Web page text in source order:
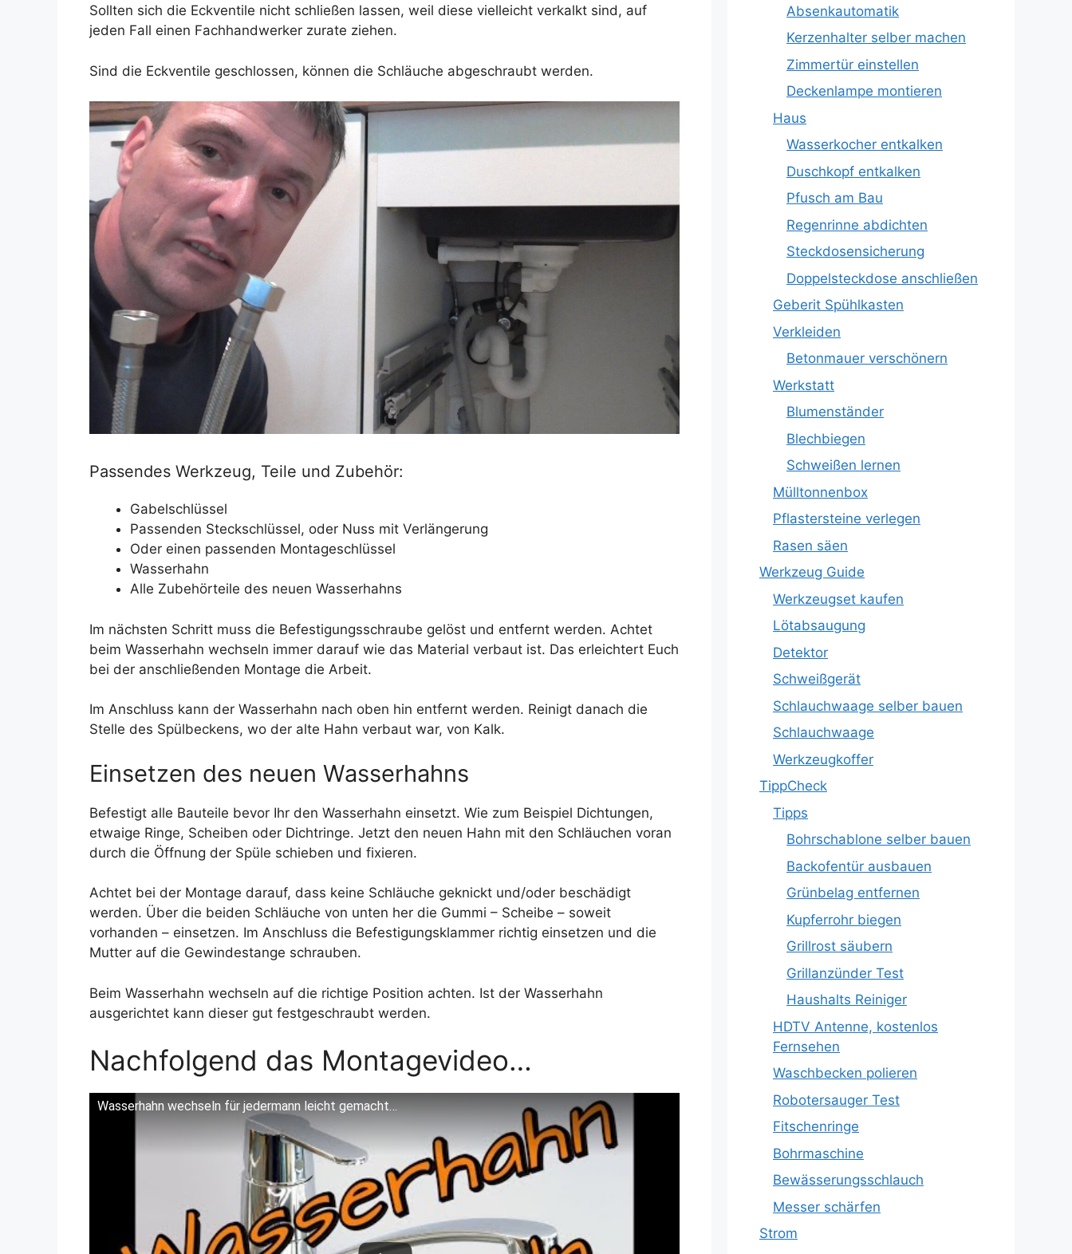
Sollten sich die Eckventile nicht schließen lassen, weil diese vielleicht verkalkt sind, auf
jeden Fall einen Fachhandwerker zurate ziehen.
Sind die Eckventile geschlossen, können die Schläuche abgeschraubt werden.
Passendes Werkzeug, Teile und Zubehör:
Gabelschlüssel
Passenden Steckschlüssel, oder Nuss mit Verlängerung
Oder einen passenden Montageschlüssel
Wasserhahn
Alle Zubehörteile des neuen Wasserhahns
Im nächsten Schritt muss die Befestigungsschraube gelöst und entfernt werden. Achtet
beim Wasserhahn wechseln immer darauf wie das Material verbaut ist. Das erleichtert Euch
bei der anschließenden Montage die Arbeit.
Im Anschluss kann der Wasserhahn nach oben hin entfernt werden. Reinigt danach die
Stelle des Spülbeckens, wo der alte Hahn verbaut war, von Kalk.
Einsetzen des neuen Wasserhahns
Befestigt alle Bauteile bevor Ihr den Wasserhahn einsetzt. Wie zum Beispiel Dichtungen,
etwaige Ringe, Scheiben oder Dichtringe. Jetzt den neuen Hahn mit den Schläuchen voran
durch die Öffnung der Spüle schieben und fixieren.
Achtet bei der Montage darauf, dass keine Schläuche geknickt und/oder beschädigt
werden. Über die beiden Schläuche von unten her die Gummi – Scheibe – soweit
vorhanden – einsetzen. Im Anschluss die Befestigungsklammer richtig einsetzen und die
Mutter auf die Gewindestange schrauben.
Beim Wasserhahn wechseln auf die richtige Position achten. Ist der Wasserhahn
ausgerichtet kann dieser gut festgeschraubt werden.
Nachfolgend das Montagevideo…
Wasserhahn wechseln für jedermann leicht gemacht…
Dieses Video auf YouTube ansehen
Absenkautomatik
Kerzenhalter selber machen
Zimmertür einstellen
Deckenlampe montieren
Haus
Wasserkocher entkalken
Duschkopf entkalken
Pfusch am Bau
Regenrinne abdichten
Steckdosensicherung
Doppelsteckdose anschließen
Geberit Spühlkasten
Verkleiden
Betonmauer verschönern
Werkstatt
Blumenständer
Blechbiegen
Schweißen lernen
Mülltonnenbox
Pflastersteine verlegen
Rasen säen
Werkzeug Guide
Werkzeugset kaufen
Lötabsaugung
Detektor
Schweißgerät
Schlauchwaage selber bauen
Schlauchwaage
Werkzeugkoffer
TippCheck
Tipps
Bohrschablone selber bauen
Backofentür ausbauen
Grünbelag entfernen
Kupferrohr biegen
Grillrost säubern
Grillanzünder Test
Haushalts Reiniger
HDTV Antenne, kostenlos
Fernsehen
Waschbecken polieren
Robotersauger Test
Fitschenringe
Bohrmaschine
Bewässerungsschlauch
Messer schärfen
Strom